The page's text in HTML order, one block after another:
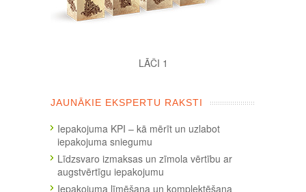
LĀČI 1
JAUNĀKIE EKSPERTU RAKSTI
Iepakojuma KPI – kā mērīt un uzlabot
iepakojuma sniegumu
Līdzsvaro izmaksas un zīmola vērtību ar
augstvērtīgu iepakojumu
Iepakojuma līmēšana un komplektēšana